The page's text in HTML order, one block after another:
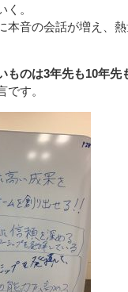
く。
本音の会話が増え、
ものは3年先も10年先
です。